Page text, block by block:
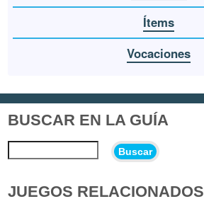
Ítems
Vocaciones
BUSCAR EN LA GUÍA
Buscar
JUEGOS RELACIONADOS